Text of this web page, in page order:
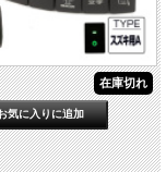
在庫切れ